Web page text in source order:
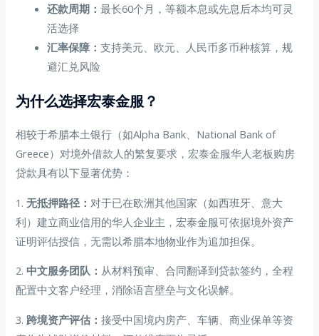
还款周期：最长60个月，等额本息或先息后本均可灵
活选择
汇率保障：支持美元、欧元、人民币多币种核算，规
避汇兑风险
为什么选择宏泰金服？
相较于希腊本土银行（如Alpha Bank、National Bank of
Greece）对境外借款人的繁复要求，宏泰金服华人老板购房
贷款具有以下显著优势：
1.无抵押路径： 对于已在欧洲其他国家（如西班牙、意大
利）建立商业信用的华人企业主，宏泰金服可依据境外资产
证明评估授信，无需以希腊本地物业作为追加担保。
2.中文服务团队： 从材料预审、合同翻译到贷款签约，全程
配置中文客户经理，消除语言壁垒与文化误解。
3. 跨境资产评估：接受中国境内房产、车辆、商业保单等资